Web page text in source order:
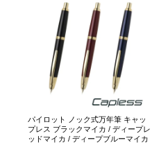
パイロット ノック式万年筆 キャッ
プレス ブラックマイカ / ディープレ
ッドマイカ / ディープブルーマイカ